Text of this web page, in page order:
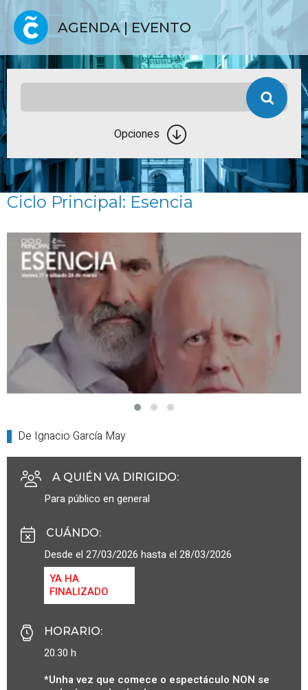
AGENDA | EVENTO
Opciones
Ciclo Principal: Esencia
De Ignacio García May
A QUIÉN VA DIRIGIDO:
Para público en general
CUÁNDO:
Desde el 27/03/2026 hasta el 28/03/2026
YA HA
FINALIZADO
HORARIO:
20.30 h
*Unha vez que comece o espectáculo NON se